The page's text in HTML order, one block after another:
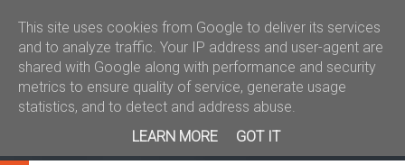
Καλώς ήλθατε Kral News
This site uses cookies from Google to deliver its services
and to analyze traffic. Your IP address and user-agent are
shared with Google along with performance and security
metrics to ensure quality of service, generate usage
statistics, and to detect and address abuse.
LEARN MORE
GOT IT